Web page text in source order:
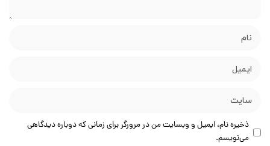
ذخیره نام، ایمیل و وبسایت من در مرورگر برای زمانی که دوباره دیدگاهی
می‌نویسم.